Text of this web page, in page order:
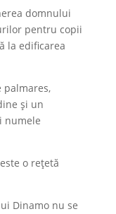
domnului
pentru copii
la edificarea
palmares,
și un
numele
o rețetă
Dinamo nu se